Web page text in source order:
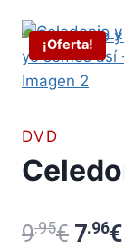
¡Oferta!
DVD
9.95€ El
7.96€